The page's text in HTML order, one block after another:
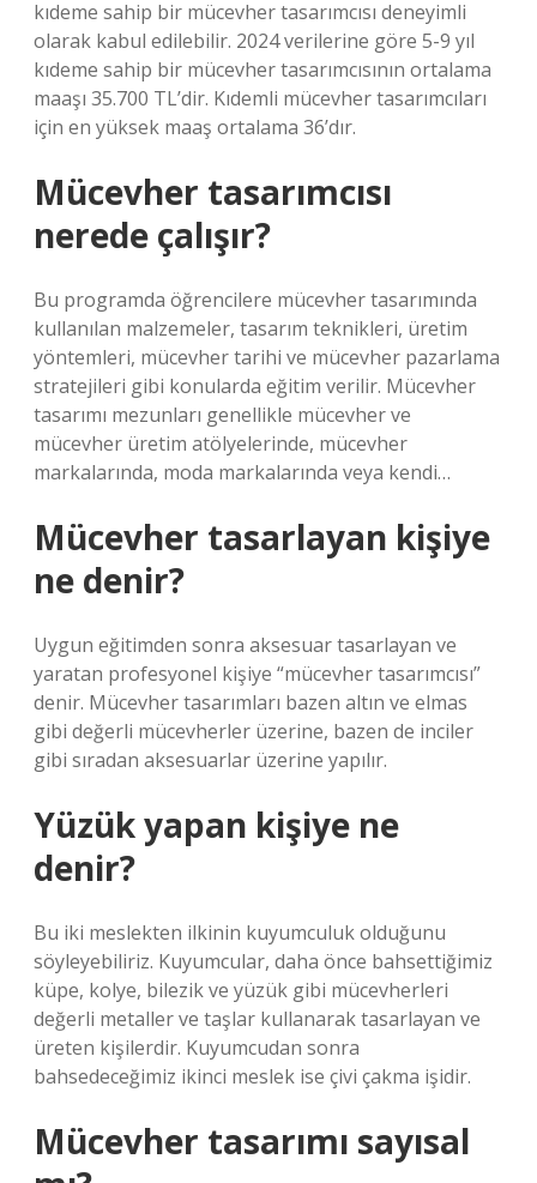
kıdeme sahip bir mücevher tasarımcısı deneyimli
olarak kabul edilebilir. 2024 verilerine göre 5-9 yıl
kıdeme sahip bir mücevher tasarımcısının ortalama
maaşı 35.700 TL’dir. Kıdemli mücevher tasarımcıları
için en yüksek maaş ortalama 36’dır.
Mücevher tasarımcısı
nerede çalışır?
Bu programda öğrencilere mücevher tasarımında
kullanılan malzemeler, tasarım teknikleri, üretim
yöntemleri, mücevher tarihi ve mücevher pazarlama
stratejileri gibi konularda eğitim verilir. Mücevher
tasarımı mezunları genellikle mücevher ve
mücevher üretim atölyelerinde, mücevher
markalarında, moda markalarında veya kendi…
Mücevher tasarlayan kişiye
ne denir?
Uygun eğitimden sonra aksesuar tasarlayan ve
yaratan profesyonel kişiye “mücevher tasarımcısı”
denir. Mücevher tasarımları bazen altın ve elmas
gibi değerli mücevherler üzerine, bazen de inciler
gibi sıradan aksesuarlar üzerine yapılır.
Yüzük yapan kişiye ne
denir?
Bu iki meslekten ilkinin kuyumculuk olduğunu
söyleyebiliriz. Kuyumcular, daha önce bahsettiğimiz
küpe, kolye, bilezik ve yüzük gibi mücevherleri
değerli metaller ve taşlar kullanarak tasarlayan ve
üreten kişilerdir. Kuyumcudan sonra
bahsedeceğimiz ikinci meslek ise çivi çakma işidir.
Mücevher tasarımı sayısal